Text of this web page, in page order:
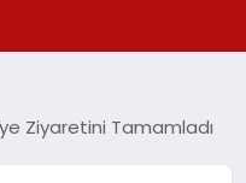
Ziyaretini Tamamladı